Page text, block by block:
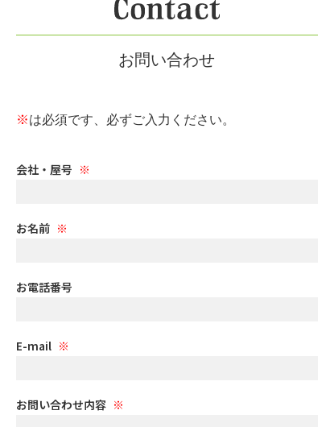
お問い合わせ
※は必須です、必ずご入力ください。
会社・屋号
お名前
お電話番号
E-mail
お問い合わせ内容